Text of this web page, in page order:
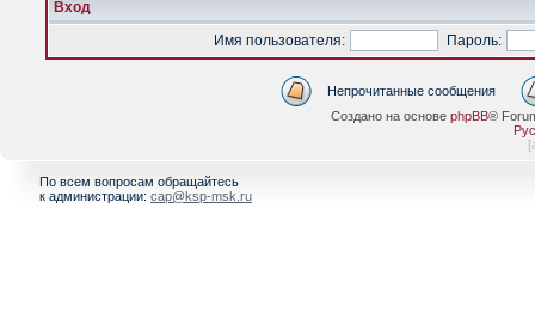
Вход
Имя пользователя:
Пароль:
Непрочитанные сообщения
Создано на основе phpBB®
[
По всем вопросам обращайтесь
к администрации: cap@ksp-msk.ru